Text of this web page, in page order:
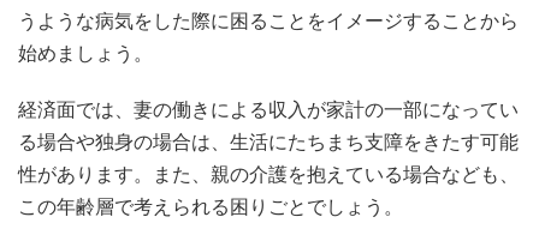
うような病気をした際に困ることをイメージすることから
始めましょう。
経済面では、妻の働きによる収入が家計の一部になってい
る場合や独身の場合は、生活にたちまち支障をきたす可能
性があります。また、親の介護を抱えている場合なども、
この年齢層で考えられる困りごとでしょう。